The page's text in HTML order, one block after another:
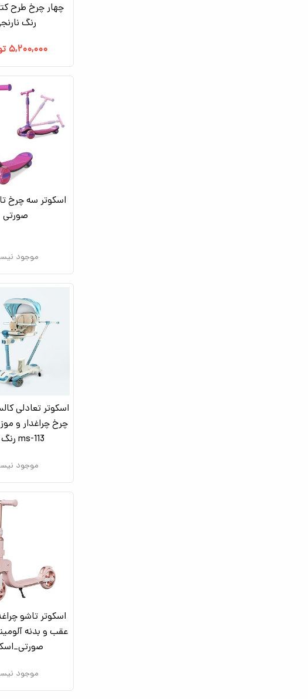
چهار چرخ طرح
رنگ
۵,۲۰۰,۰۰۰
اسکوتر سه چرخ
صورتی
موجود
اسکوتر تعادلی
چرخ چراغدار و
ms-113 رنگ آبی
موجود
اسکوتر تاشو
عقب و بدنه
موجود